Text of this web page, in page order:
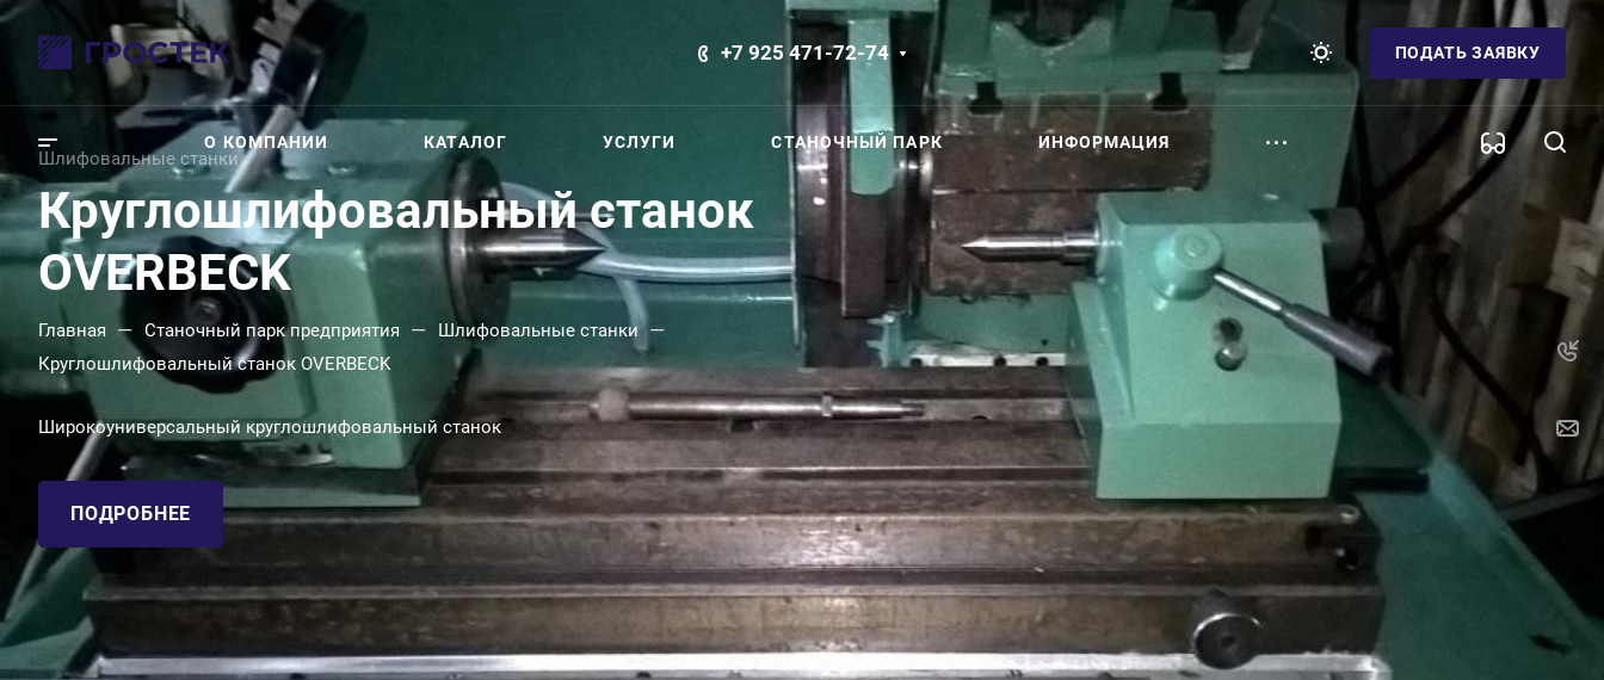
+7 925 471-72-74 ПОДАТЬ ЗАЯВКУ
О КОМПАНИИ КАТАЛОГ УСЛУГИ СТАНОЧНЫЙ ПАРК ИНФОРМАЦИЯ
Шлифовальные станки
Круглошлифовальный станок
OVERBECK
Главная — Станочный парк предприятия — Шлифовальные станки —
Круглошлифовальный станок OVERBECK
Широкоуниверсальный круглошлифовальный станок
ПОДРОБНЕЕ